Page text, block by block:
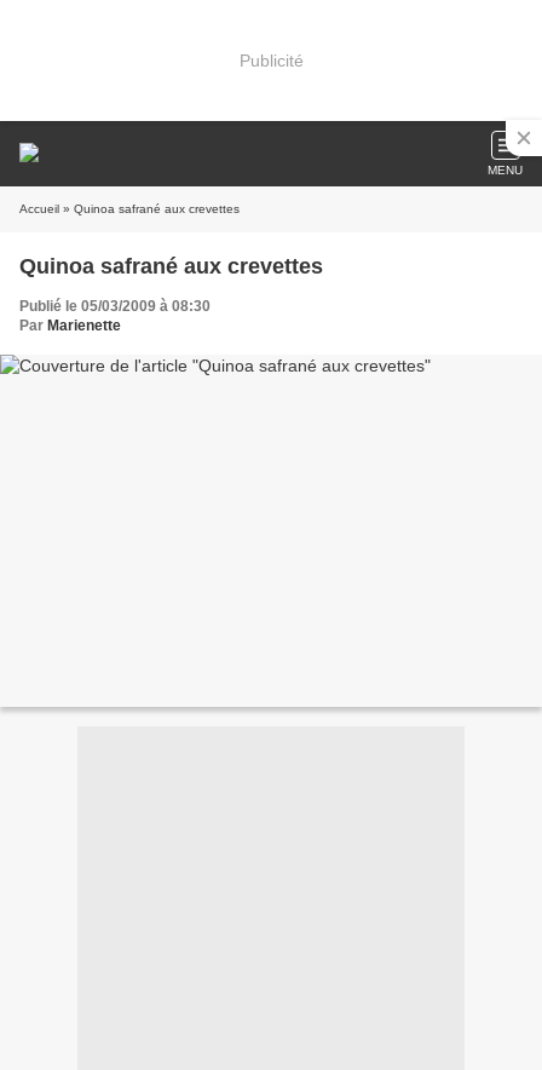
Publicité
MENU
Accueil » Quinoa safrané aux crevettes
Quinoa safrané aux crevettes
Publié le 05/03/2009 à 08:30
Par Marienette